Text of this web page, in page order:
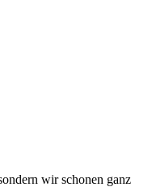
wir schonen ganz